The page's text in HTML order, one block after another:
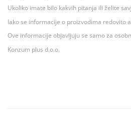
Ukoliko imate bilo kakvih pitanja ili želite
Iako se informacije o proizvodima redovito
Ove informacije objavljuju se samo za
Konzum plus d.o.o.